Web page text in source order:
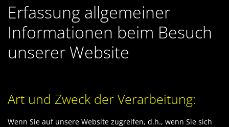
Erfassung allgemeiner
Informationen beim Besuch
unserer Website
Art und Zweck der Verarbeitung:
Wenn Sie auf unsere Website zugreifen, d.h., wenn Sie sich